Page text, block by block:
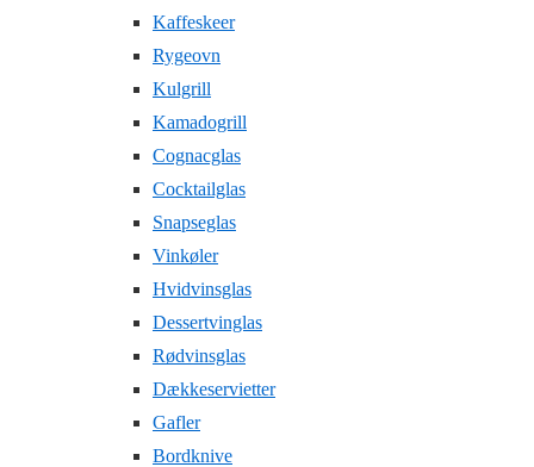
Kaffeskeer
Rygeovn
Kulgrill
Kamadogrill
Cognacglas
Cocktailglas
Snapseglas
Vinkøler
Hvidvinsglas
Dessertvinglas
Rødvinsglas
Dækkeservietter
Gafler
Bordknive